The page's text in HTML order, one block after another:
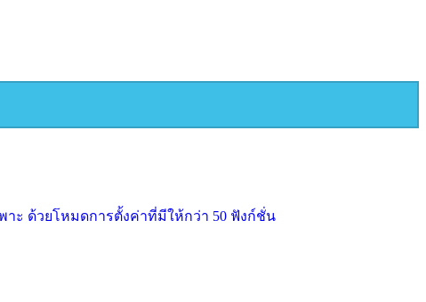
พาะ ด้วยโหมดการตั้งค่าที่มีให้กว่า 50 ฟังก์ชั่น